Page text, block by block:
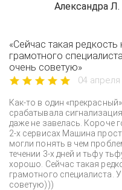
Александра Л.
«Сейчас такая редкость
грамотного
очень советую»
04 апреля
Как-то в один
срабатывала
даже не завелась. Короче
2-х сервисах Машина
могли понять в чем
течении 3-х дней и тьфу
хорошо. Сейчас такая
грамотного специалиста.
советую)))